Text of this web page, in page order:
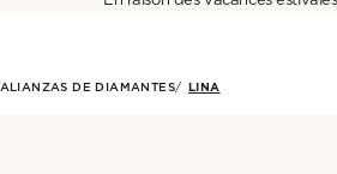
ALIANZAS DE DIAMANTES LINA